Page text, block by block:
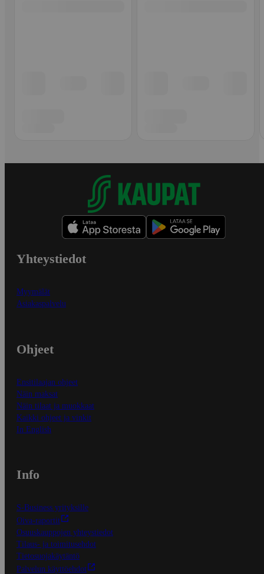
Yhteystiedot
Myymälät
Asiakaspalvelu
Ohjeet
Ensitilaajan ohjeet
Näin maksat
Näin tilaat ja muokkaat
Kaikki ohjeet ja vinkit
In English
Info
S-Business yrityksille
Oiva-raportit
Osuuskauppojen yhteystiedot
Tilaus- ja toimitusehdot
Tietosuojakäytäntö
Palvelun käyttöehdot